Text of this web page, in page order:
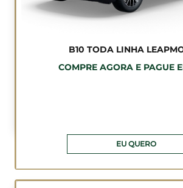
B10 TODA LINHA
COMPRE AGORA E PAGUE
EU QUERO